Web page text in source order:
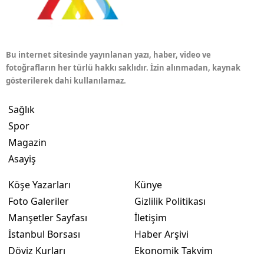
Bu internet sitesinde yayınlanan yazı, haber, video ve
fotoğrafların her türlü hakkı saklıdır. İzin alınmadan, kaynak
gösterilerek dahi kullanılamaz.
Sağlık
Spor
Magazin
Asayiş
Köşe Yazarları
Foto Galeriler
Manşetler Sayfası
İstanbul Borsası
Döviz Kurları
Künye
Gizlilik Politikası
İletişim
Haber Arşivi
Ekonomik Takvim